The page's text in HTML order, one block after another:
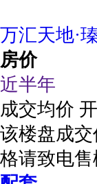
万汇天地·
房价
近半年
成交均价
该楼盘成
格请致电售